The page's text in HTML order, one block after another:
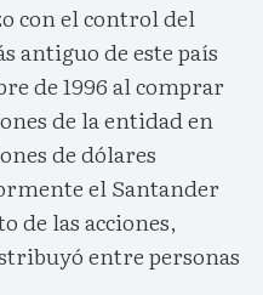
con el control del
antiguo de este país
de 1996 al comprar
de la entidad en
de dólares
el Santander
de las acciones,
entre personas